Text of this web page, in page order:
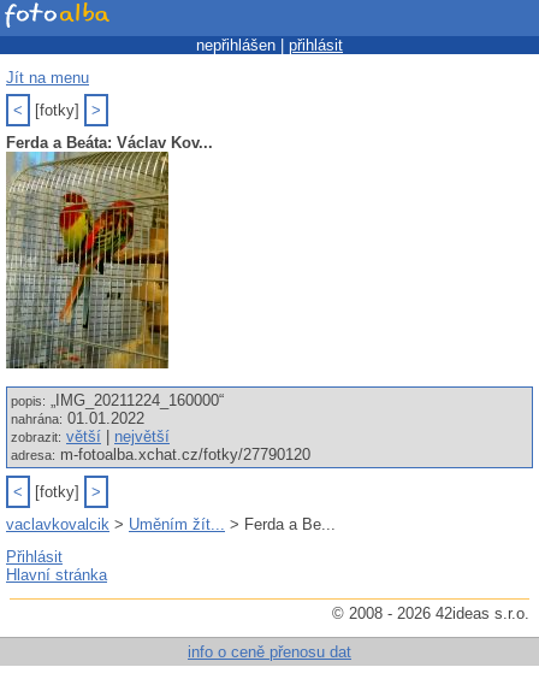
nepřihlášen | přihlásit
Jít na menu
<
[fotky]
>
Ferda a Beáta: Václav Kov...
popis: „IMG_20211224_160000“
nahrána: 01.01.2022
zobrazit: větší největší
adresa: m-fotoalba.xchat.cz/fotky/27790120
< [fotky]
>
vaclavkovalcik > Uměním žít... > Ferda a Be...
Přihlásit
Hlavní stránka
© 2008 - 2026 42ideas s.r.o.
info o ceně přenosu dat